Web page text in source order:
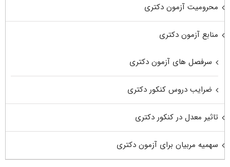
محرومیت آزمون دکتری
منابع آزمون دکتری
سرفصل های آزمون دکتری
ضرایب دروس کنکور دکتری
تاثیر معدل در کنکور دکتری
سهمیه مربیان برای آزمون دکتری